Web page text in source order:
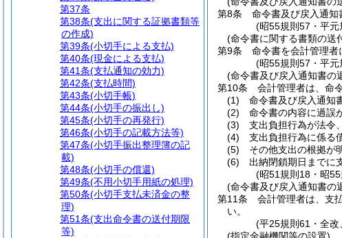
第8条
命令書及び戻入通知
(昭55規則57・平
(命令書に関する書類の送
第9条
命令書を会計管理
(昭55規則57・平
(命令書及び戻入通知書の
第10条
会計管理者は、命
(1)
命令書及び戻入通知
(2)
命令書の内容に過誤
(3)
支出負担行為が法令
(4)
支出負担行為に係る
(5)
その他支出の根拠が
(6)
出納閉鎖期日までに
(昭51規則18・昭
(命令書及び戻入通知書の
第11条
会計管理者は、支
い。
(平25規則61・全
第37条
第38条(支出に関する証拠書類等
の作成)
第39条(小切手による支払)
第40条(現金による支払)
第41条(支払通知の効力)
第42条(支払時間)
第43条(小切手帳)
第44条(小切手の振出し)
第45条(小切手の再発行)
第46条(小切手の記載方法等)
第47条(小切手振出整理簿の記
載)
第48条(小切手の償還)
第49条(不用小切手用紙の処理)
第50条(小切手支払未済金の整
理)
第51条(支出命令書の送付期限
等)